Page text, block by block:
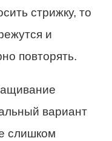
стрижку, то
и
повторять.
вариант
слишком